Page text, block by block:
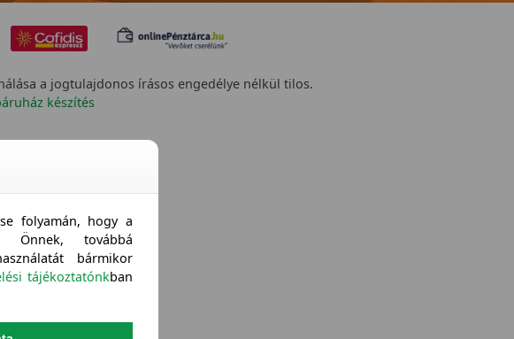
a jogtulajdonos írásos engedélye nélkül tilos.
készítés
folyamán, hogy a
Önnek, továbbá
bármikor
tájékoztatónkban